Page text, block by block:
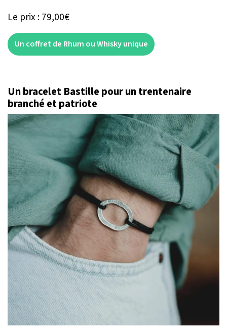
Le prix : 79,00€
Un coffret de Rhum ou Whisky unique
Un bracelet Bastille pour un trentenaire
branché et patriote